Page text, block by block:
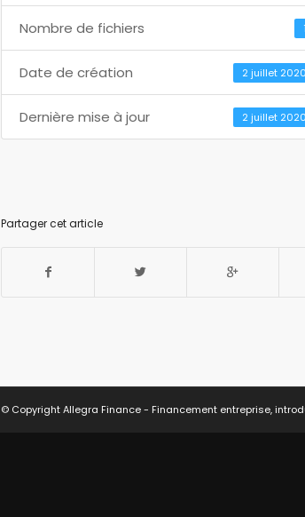
Nombre de fichiers 1
Date de création 2 juillet 2020
Dernière mise à jour 2 juillet 2020
Partager cet article
© Copyright Allegra Finance - Financement entreprise,